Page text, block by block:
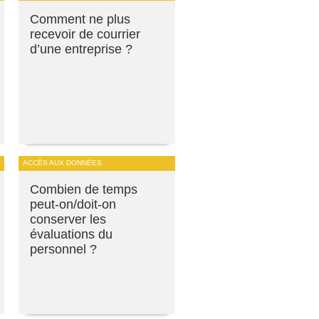
Comment ne plus
recevoir de courrier
d’une entreprise ?
ACCÈS AUX DONNÉES
Combien de temps
peut-on/doit-on
conserver les
évaluations du
personnel ?